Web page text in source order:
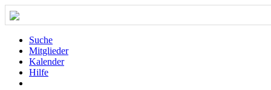
Suche
Mitglieder
Kalender
Hilfe